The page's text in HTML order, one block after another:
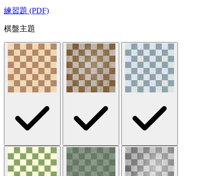
練習題 (PDF)
棋盤主題